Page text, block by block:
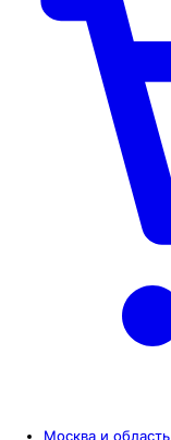
Москва и область